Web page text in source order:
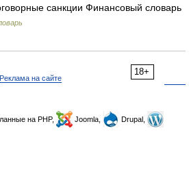
санкции Финансовый словарь
18+
Реклама на сайте
на PHP, Joomla,
Drupal,